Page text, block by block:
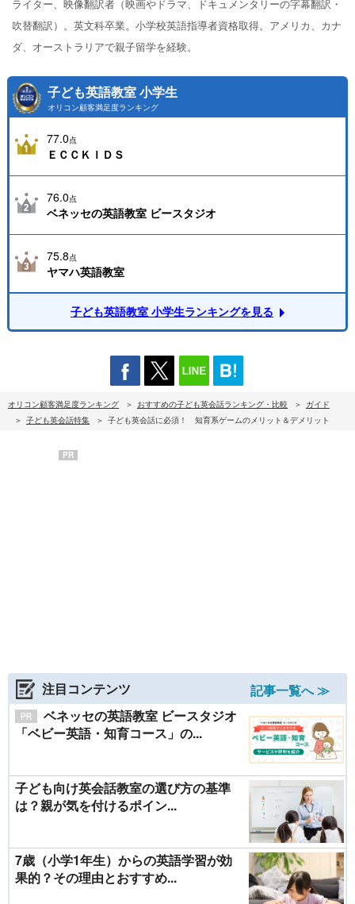
ライター、映像翻訳者（映画やドラマ、ドキュメンタリーの字幕翻訳・
吹替翻訳）。英文科卒業。小学校英語指導者資格取得。アメリカ、カナ
ダ、オーストラリアで親子留学を経験。
子ども英語教室 小学生
オリコン顧客満足度ランキング
77.0点
ＥＣＣＫＩＤＳ
76.0点
ベネッセの英語教室 ビースタジオ
75.8点
ヤマハ英語教室
子ども英語教室 小学生ランキングを見る
オリコン顧客満足度ランキング おすすめの子ども英会話ランキング・比較
ガイド
子ども英会話特集
子ども英会話に必須！ 知育系ゲームのメリット＆デメリット
PR
注目コンテンツ
記事一覧へ ≫
ベネッセの英語教室 ビースタジオ
「ベビー英語・知育コース」の...
子ども向け英会話教室の選び方の基準
は？親が気を付けるポイン...
7歳（小学1年生）からの英語学習が効
果的？その理由とおすすめ...